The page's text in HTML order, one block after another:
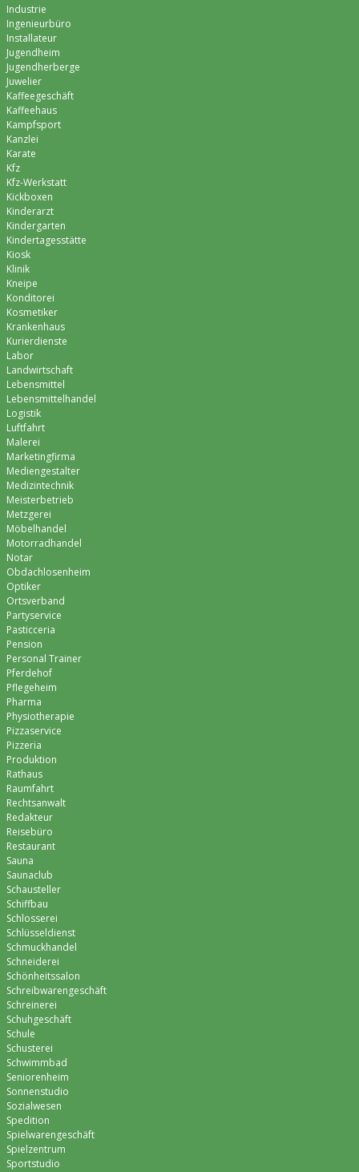
Industrie
Ingenieurbüro
Installateur
Jugendheim
Jugendherberge
Juwelier
Kaffeegeschäft
Kaffeehaus
Kampfsport
Kanzlei
Karate
Kfz
Kfz-Werkstatt
Kickboxen
Kinderarzt
Kindergarten
Kindertagesstätte
Kiosk
Klinik
Kneipe
Konditorei
Kosmetiker
Krankenhaus
Kurierdienste
Labor
Landwirtschaft
Lebensmittel
Lebensmittelhandel
Logistik
Luftfahrt
Malerei
Marketingfirma
Mediengestalter
Medizintechnik
Meisterbetrieb
Metzgerei
Möbelhandel
Motorradhandel
Notar
Obdachlosenheim
Optiker
Ortsverband
Partyservice
Pasticceria
Pension
Personal Trainer
Pferdehof
Pflegeheim
Pharma
Physiotherapie
Pizzaservice
Pizzeria
Produktion
Rathaus
Raumfahrt
Rechtsanwalt
Redakteur
Reisebüro
Restaurant
Sauna
Saunaclub
Schausteller
Schiffbau
Schlosserei
Schlüsseldienst
Schmuckhandel
Schneiderei
Schönheitssalon
Schreibwarengeschäft
Schreinerei
Schuhgeschäft
Schule
Schusterei
Schwimmbad
Seniorenheim
Sonnenstudio
Sozialwesen
Spedition
Spielwarengeschäft
Spielzentrum
Sportstudio